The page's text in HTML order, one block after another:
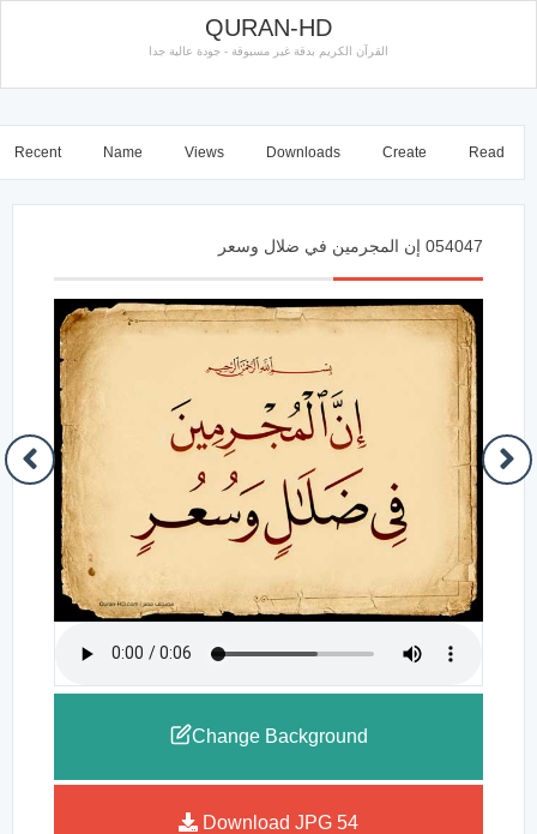
QURAN-HD
القرآن الكريم بدقة غير مسبوقة - جودة عالية جدا
Recent Name Views Downloads Create Read
054047 إن المجرمين في ضلال وسعر
Change Background
Download JPG 54